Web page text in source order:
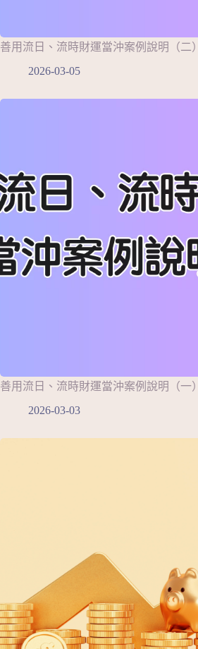
善用流日、流時財運當沖案例說明（二）
2026-03-05
善用流日、流時財運當沖案例說明（一）
2026-03-03